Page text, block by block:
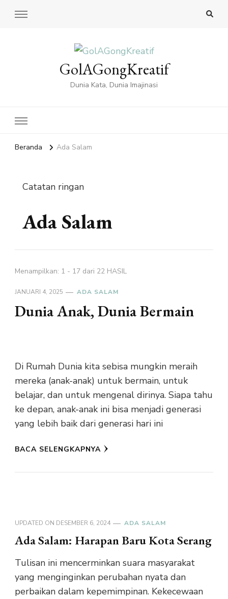
GolAGongKreatif
Dunia Kata, Dunia Imajinasi
Beranda Ada Salam
Catatan ringan
Ada Salam
Menampilkan: 1 - 17 dari 22 HASIL
JANUARI 4, 2025 ADA SALAM
Dunia Anak, Dunia Bermain
Di Rumah Dunia kita sebisa mungkin meraih
mereka (anak-anak) untuk bermain, untuk
belajar, dan untuk mengenal dirinya. Siapa tahu
ke depan, anak-anak ini bisa menjadi generasi
yang lebih baik dari generasi hari ini
BACA SELENGKAPNYA
UPDATED ON DESEMBER 6, 2024 ADA SALAM
Ada Salam: Harapan Baru Kota Serang
Tulisan ini mencerminkan suara masyarakat
yang menginginkan perubahan nyata dan
perbaikan dalam kepemimpinan. Kekecewaan